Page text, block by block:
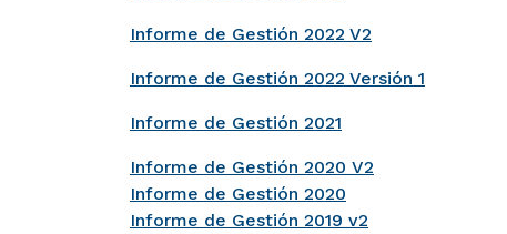
Informe de Gestión 2022 V2
Informe de Gestión 2022 Versión 1
Informe de Gestión 2021
Informe de Gestión 2020 V2
Informe de Gestión 2020
Informe de Gestión 2019 v2